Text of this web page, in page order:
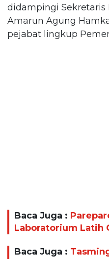
didampingi Sekretaris
Amarun Agung
pejabat lingkup
Baca Juga :
Laboratorium Latih
Baca Juga :